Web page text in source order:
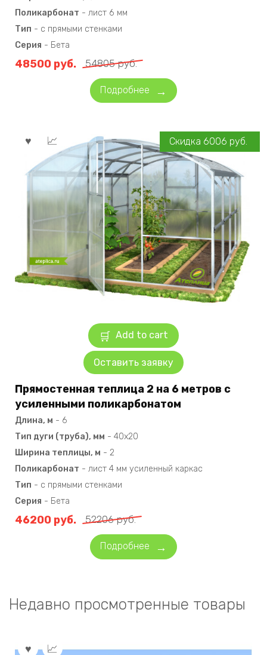
Поликарбонат - лист 6 мм
Тип - с прямыми стенками
Серия - Бета
54805руб.
48500 руб.
Подробнее
Add to cart
Оставить заявку
Скидка 6006 руб.
Прямостенная теплица 2 на 6 метров с
усиленными поликарбонатом
Длина, м - 6
Тип дуги (труба), мм - 40х20
Ширина теплицы, м - 2
Поликарбонат - лист 4 мм усиленный каркас
Тип - с прямыми стенками
Серия - Бета
52206руб.
46200 руб.
Подробнее
Недавно просмотренные товары